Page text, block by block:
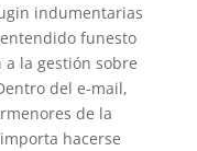
indumentarias
funesto
la gestión sobre
del e-mail,
de la
hacerse